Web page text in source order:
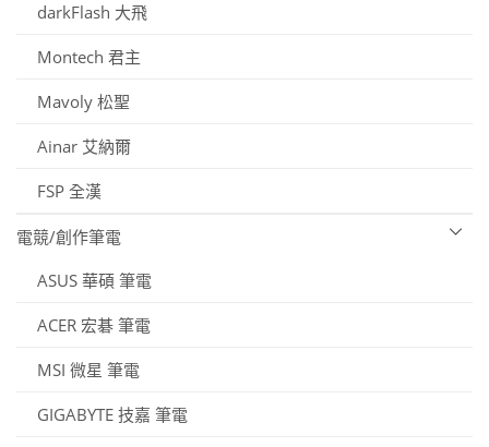
darkFlash 大飛
Montech 君主
Mavoly 松聖
Ainar 艾納爾
FSP 全漢
電競/創作筆電
ASUS 華碩 筆電
ACER 宏碁 筆電
MSI 微星 筆電
GIGABYTE 技嘉 筆電